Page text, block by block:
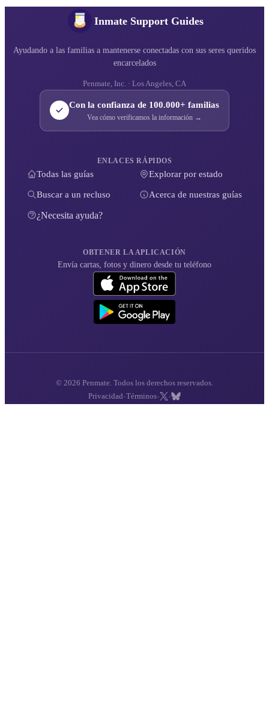
Inmate Support Guides
Ayudando a las familias a mantenerse conectadas con sus seres queridos
encarcelados
Penmate, Inc. · Los Angeles, CA
Con la confianza de 100.000+ familias
Vea cómo verificamos la información →
ENLACES RÁPIDOS
Todas las guías Explorar por estado
Buscar a un recluso Acerca de nuestras guías
¿Necesita ayuda?
OBTENER LA APLICACIÓN
Envía cartas, fotos y dinero desde tu teléfono
© 2026 Penmate. Todos los derechos reservados.
Privacidad ·Términos· ·